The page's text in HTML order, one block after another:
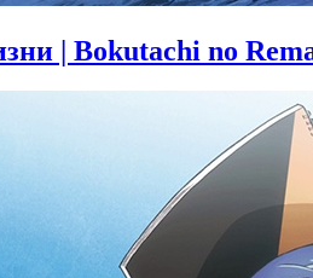
| Bokutachi no